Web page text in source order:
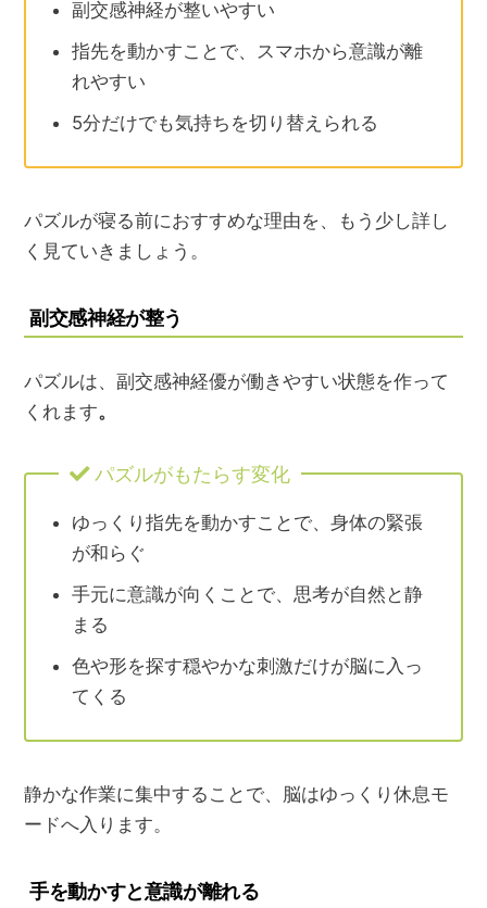
副交感神経が整いやすい
指先を動かすことで、スマホから意識が離
れやすい
5分だけでも気持ちを切り替えられる
パズルが寝る前におすすめな理由を、もう少し詳し
く見ていきましょう。
副交感神経が整う
パズルは、副交感神経優が働きやすい状態を作って
くれます。
パズルがもたらす変化
ゆっくり指先を動かすことで、身体の緊張
が和らぐ
手元に意識が向くことで、思考が自然と静
まる
色や形を探す穏やかな刺激だけが脳に入っ
てくる
静かな作業に集中することで、脳はゆっくり休息モ
ードへ入ります。
手を動かすと意識が離れる